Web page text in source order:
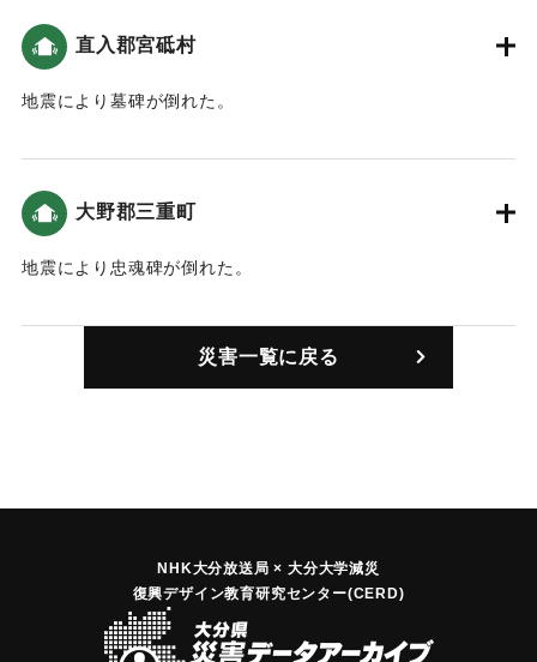
直入郡宮砥村
地震により墓碑が倒れた。
｜固有コード:00266001
大野郡三重町
地震により忠魂碑が倒れた。
｜固有コード:00266002
災害一覧に戻る
NHK大分放送局 × 大分大学減災
復興デザイン教育研究センター(CERD)